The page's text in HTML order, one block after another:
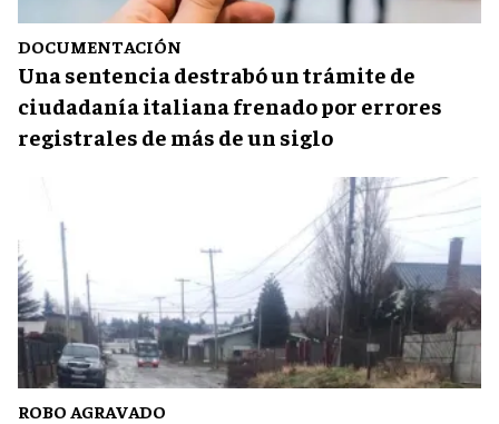
DOCUMENTACIÓN
Una sentencia destrabó un trámite de
ciudadanía italiana frenado por errores
registrales de más de un siglo
ROBO AGRAVADO